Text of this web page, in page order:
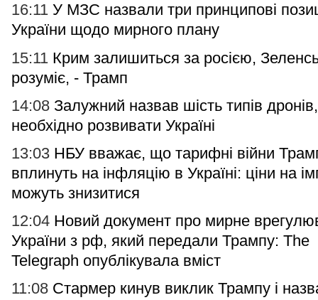
16:11 У МЗС назвали три принципові
України щодо мирного плану
15:11 Крим залишиться за росією,
розуміє, - Трамп
14:08 Залужний назвав шість типів дронів,
необхідно розвивати Україні
13:03 НБУ вважає, що тарифні війни
вплинуть на інфляцію в Україні: ціни на
можуть знизитися
12:04 Новий документ про мирне
України з рф, який передали Трампу: The
Telegraph опублікувала вміст
11:08 Стармер кинув виклик Трампу і